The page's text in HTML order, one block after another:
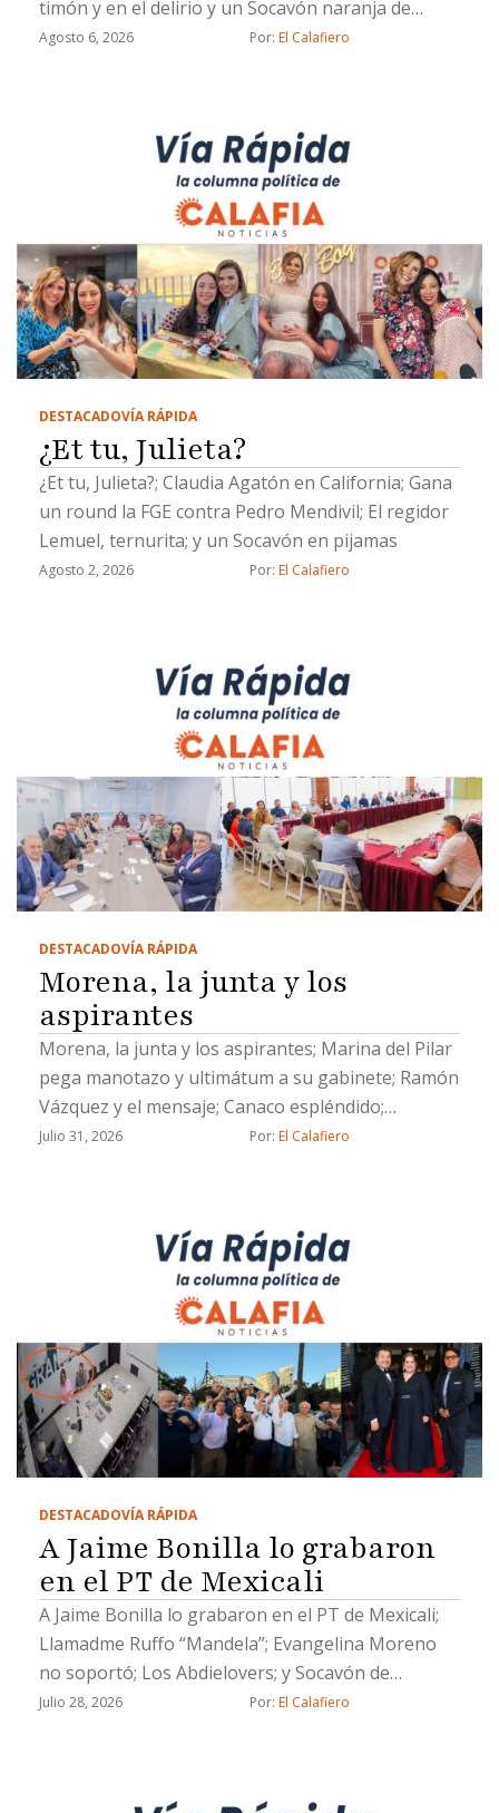
timón y en el delirio y un Socavón naranja de
Chicali
Agosto 6, 2026 Por: El Calafiero
DESTACADOVÍA RÁPIDA
¿Et tu, Julieta?
¿Et tu, Julieta?; Claudia Agatón en California; Gana
un round la FGE contra Pedro Mendivil; El regidor
Lemuel, ternurita; y un Socavón en pijamas
Agosto 2, 2026 Por: El Calafiero
DESTACADOVÍA RÁPIDA
Morena, la junta y los
aspirantes
Morena, la junta y los aspirantes; Marina del Pilar
pega manotazo y ultimátum a su gabinete; Ramón
Vázquez y el mensaje; Canaco espléndido;
Evangelina Moreno, lengua larga y un Socavón de
Julio 31, 2026 Por: El Calafiero
DESTACADOVÍA RÁPIDA
A Jaime Bonilla lo grabaron
en el PT de Mexicali
A Jaime Bonilla lo grabaron en el PT de Mexicali;
Llamadme Ruffo “Mandela”; Evangelina Moreno
no soportó; Los Abdielovers; y Socavón de
solteras pero no solas
Julio 28, 2026 Por: El Calafiero